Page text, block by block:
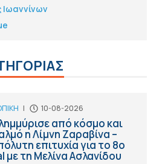
| 10-08-2026
από κόσμο και
η Λίμνη Ζαραβίνα –
επιτυχία για το 8ο
τη Μελίνα Ασλανίδου